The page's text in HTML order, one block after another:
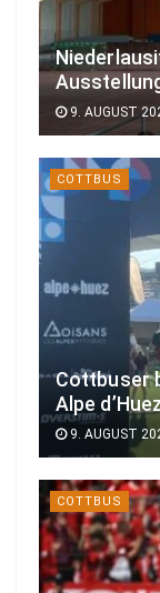
9. AUGUST
COTTBUS
Cottbuser
Alpe
9. AUGUST
COTTBUS